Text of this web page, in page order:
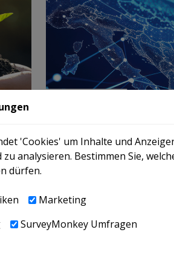
'Cookies' um Inhalte und
analysieren. Bestimmen Sie,
dürfen.
Marketing
SurveyMonkey Umfragen